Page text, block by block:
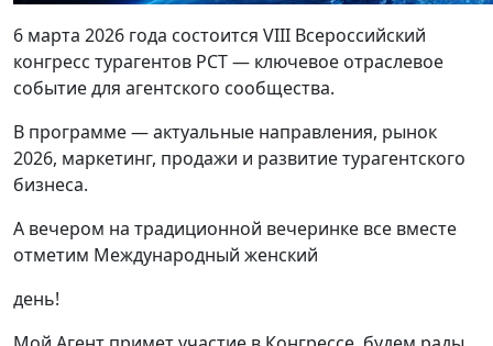
6 марта 2026 года состоится VIII Всероссийский
конгресс турагентов РСТ — ключевое отраслевое
событие для агентского сообщества.
В программе — актуальные направления, рынок
2026, маркетинг, продажи и развитие турагентского
бизнеса.
А вечером на традиционной вечеринке все вместе
отметим Международный женский
день!